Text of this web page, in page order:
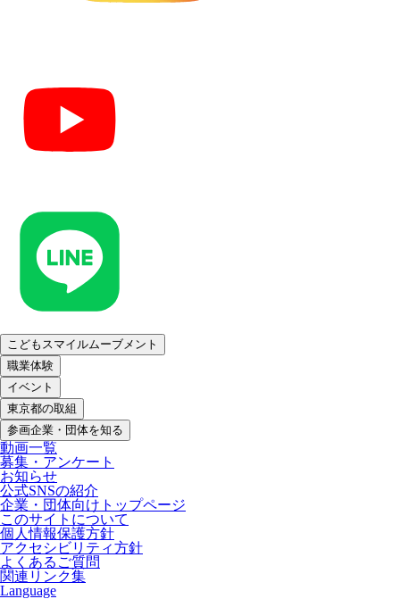
こどもスマイルムーブメント
職業体験
イベント
東京都の取組
参画企業・団体を知る
動画一覧
募集・アンケート
お知らせ
公式SNSの紹介
企業・団体向けトップページ
このサイトについて
個人情報保護方針
アクセシビリティ方針
よくあるご質問
関連リンク集
Language